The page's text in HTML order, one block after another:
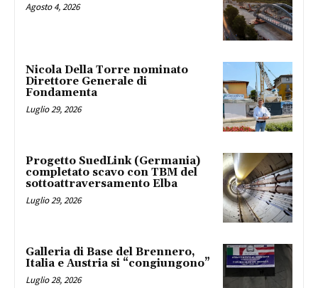
Agosto 4, 2026
Nicola Della Torre nominato
Direttore Generale di
Fondamenta
Luglio 29, 2026
Progetto SuedLink (Germania)
completato scavo con TBM del
sottoattraversamento Elba
Luglio 29, 2026
Galleria di Base del Brennero,
Italia e Austria si “congiungono”
Luglio 28, 2026